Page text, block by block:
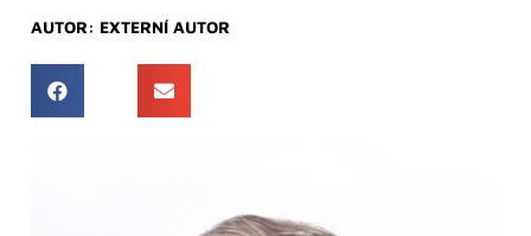
AUTOR: EXTERNÍ AUTOR